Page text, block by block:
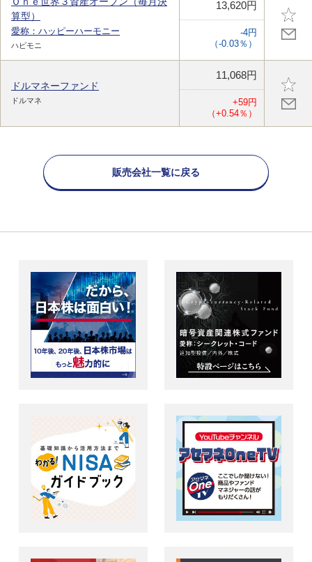
算型）
愛称：ハッピーハーモニー
ハピモニ
13,620円
-4円
（-0.03％）
ドルマネーファンド
ドルマネ
11,068円
+59円
（+0.54％）
販売会社一覧に戻る